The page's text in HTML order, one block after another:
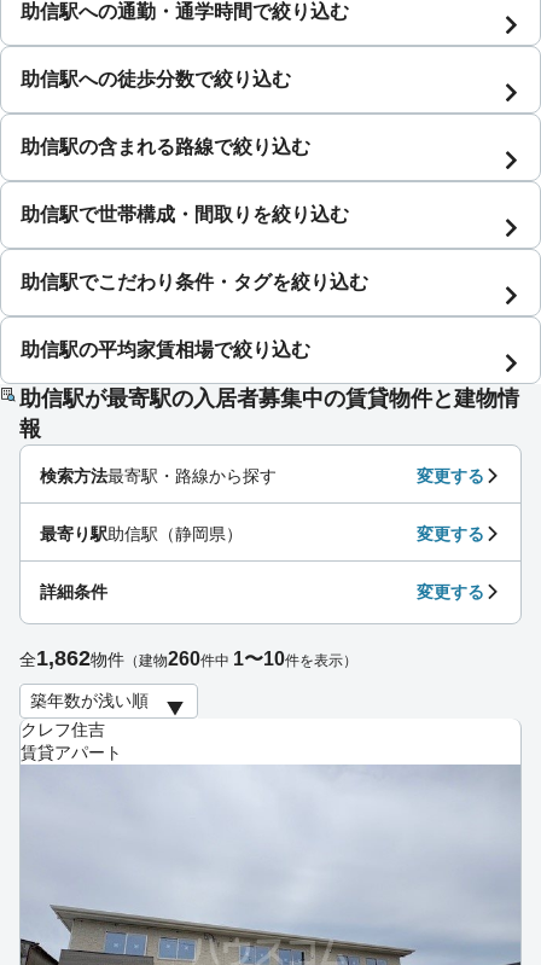
助信駅への通勤・通学時間で絞り込む
助信駅への徒歩分数で絞り込む
助信駅の含まれる路線で絞り込む
助信駅で世帯構成・間取りを絞り込む
助信駅でこだわり条件・タグを絞り込む
助信駅の平均家賃相場で絞り込む
助信駅が最寄駅の入居者募集中の賃貸物件と建物情
報
クレフ住吉
賃貸アパート
検索方法最寄駅・路線から探す 変更する
最寄り駅助信駅（静岡県） 変更する
詳細条件 変更する
全1,862物件 （建物260件中 1〜10件を表示）